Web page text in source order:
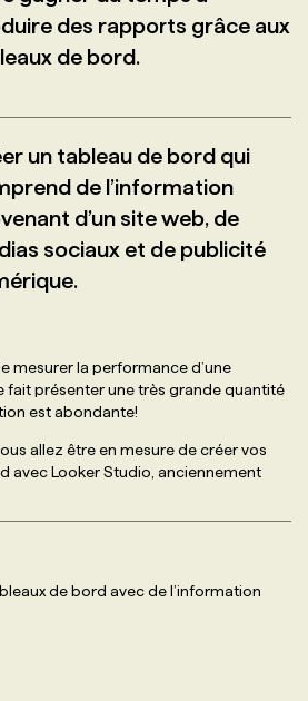
DE SUBVENTIONS
NOUS
des rapports grâce aux
de bord.
un tableau de bord qui
de l’information
d’un site web, de
sociaux et de publicité
mesurer la performance d’une
fait présenter une très grande quantité
est abondante!
allez être en mesure de créer vos
avec Looker Studio, anciennement
de bord avec de l’information